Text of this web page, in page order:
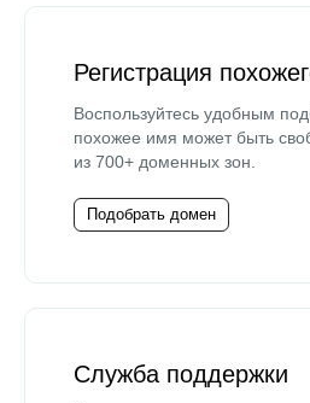
Регистрация
Воспользуйтесь удобным
похожее имя может быть
из 700+ доменных зон.
Подобрать домен
Служба поддержки